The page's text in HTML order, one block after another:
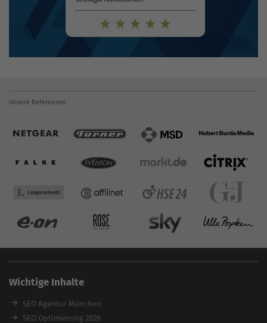
Unsere Referenzen
Wichtige Inhalte
SEO Agentur München
SEO Optimierung 2026